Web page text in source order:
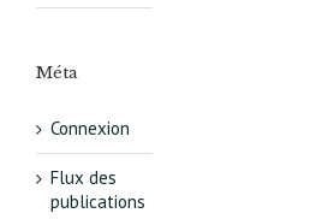
Méta
Connexion
Flux des
publications